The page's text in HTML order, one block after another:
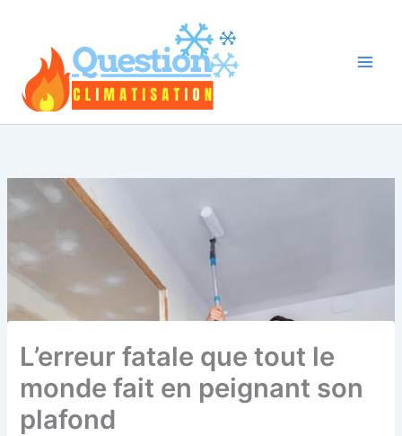
L’erreur fatale que tout le
monde fait en peignant son
plafond